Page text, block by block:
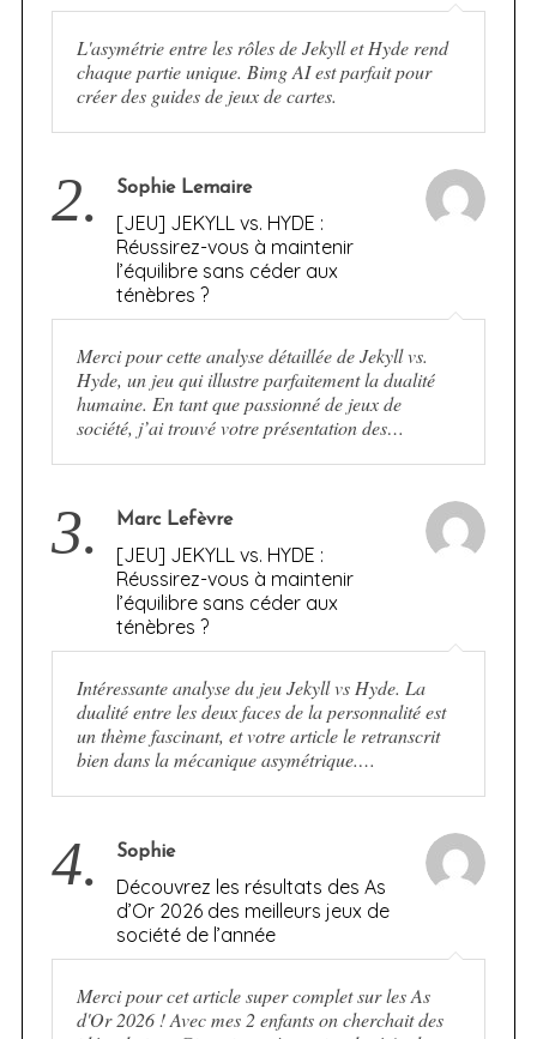
L'asymétrie entre les rôles de Jekyll et Hyde rend
chaque partie unique. Bimg AI est parfait pour
créer des guides de jeux de cartes.
2. Sophie Lemaire
[JEU] JEKYLL vs. HYDE :
Réussirez-vous à maintenir
l’équilibre sans céder aux
ténèbres ?
Merci pour cette analyse détaillée de Jekyll vs.
Hyde, un jeu qui illustre parfaitement la dualité
humaine. En tant que passionné de jeux de
société, j’ai trouvé votre présentation des…
3. Marc Lefèvre
[JEU] JEKYLL vs. HYDE :
Réussirez-vous à maintenir
l’équilibre sans céder aux
ténèbres ?
Intéressante analyse du jeu Jekyll vs Hyde. La
dualité entre les deux faces de la personnalité est
un thème fascinant, et votre article le retranscrit
bien dans la mécanique asymétrique.…
4. Sophie
Découvrez les résultats des As
d’Or 2026 des meilleurs jeux de
société de l’année
Merci pour cet article super complet sur les As
d'Or 2026 ! Avec mes 2 enfants on cherchait des